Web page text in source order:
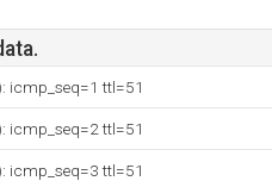
icmp_seq=1 ttl=51
icmp_seq=2 ttl=51
icmp_seq=3 ttl=51